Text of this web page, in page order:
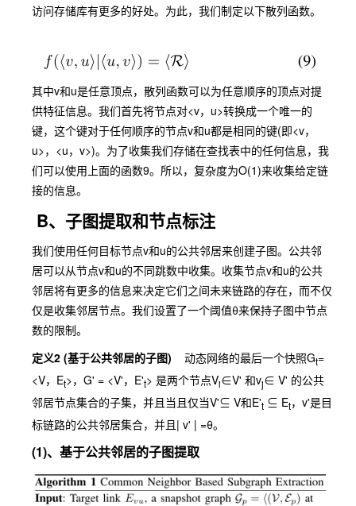
访问存储库有更多的好处。为此，我们制定以下散列函数。
其中v和u是任意顶点，散列函数可以为任意顺序的顶点对提
供特征信息。我们首先将节点对<v，u>转换成一个唯一的
键，这个键对于任何顺序的节点v和u都是相同的键(即<v，
u>，<u，v>)。为了收集我们存储在查找表中的任何信息，我
们可以使用上面的函数9。所以，复杂度为O(1)来收集给定链
接的信息。
B、子图提取和节点标注
我们使用任何目标节点v和u的公共邻居来创建子图。公共邻
居可以从节点v和u的不同跳数中收集。收集节点v和u的公共
邻居将有更多的信息来决定它们之间未来链路的存在，而不仅
仅是收集邻居节点。我们设置了一个阈值θ来保持子图中节点
数的限制。
定义2 (基于公共邻居的子图) 动态网络的最后一个快照Gt=
<V，Et>，G' = <V'，E't> 是两个节点Vi∈V' 和vj∈ V' 的公共
邻居节点集合的子集，并且当且仅当V'⊆ V和E't ⊆ Et，v'是目
标链路的公共邻居集合，并且| v' | =θ。
(1)、基于公共邻居的子图提取